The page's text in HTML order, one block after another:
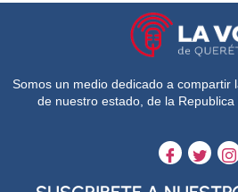
Somos un medio dedicado a compartir
de nuestro estado, de la Republica